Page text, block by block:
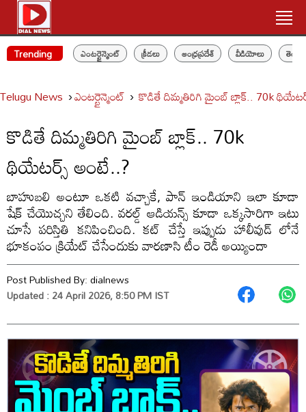
Trending ఎంటర్టైన్మెంట్ క్రీడలు ఆంధ్రప్రదేశ్ వీడియోలు
Telugu News ఎంటర్టైన్మెంట్ కొడితే దిమ్మతిరిగి మైంబ్ బ్లాక్.. 70k
కొడితే దిమ్మతిరిగి మైంబ్ బ్లాక్.. 70k
థియేటర్స్ అంటే..?
బాహుబలి అంటూ ఒకటి వచ్చాకే, పాన్ ఇండియాని ఇలా కూడా
షేక్ చేయొచ్చని తేలింది. వరల్డ్ ఆడియన్స్ కూడా ఒక్కసారిగా ఇటు
చూసే పరిస్తితి కనిపించింది. కట్ చేస్తే ఇప్పుడు హాలీవుడ్ లోనే
భూకంపం క్రియేట్ చేసేందుకు వారణాసి టీం రెడీ అయ్యిందా
Post Published By:dialnews
Updated : 24 April 2026, 8:50 PM IST